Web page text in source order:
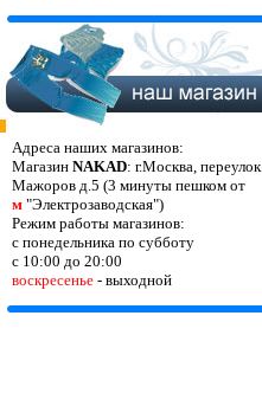
Адреса наших магазинов:
Магазин NAKAD: г.Москва, переулок
Мажоров д.5 (3 минуты пешком от
м "Электрозаводская")
Режим работы магазинов:
с понедельника по субботу
с 10:00 до 20:00
воскресенье - выходной